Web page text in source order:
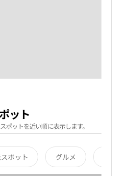
ット
ポットを近い順に表示します。
ポット グルメ